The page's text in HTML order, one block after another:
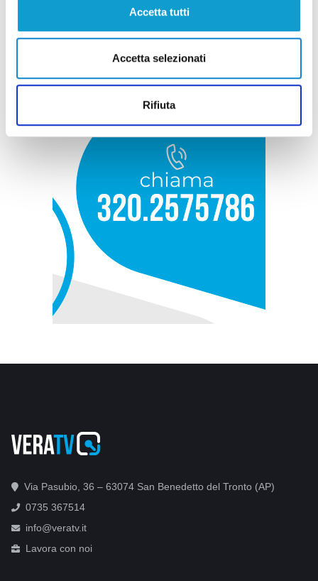
Accetta tutti
Accetta selezionati
Rifiuta
Via Pasubio, 36 – 63074 San Benedetto del Tronto (AP)
0735 367514
info@veratv.it
Lavora con noi